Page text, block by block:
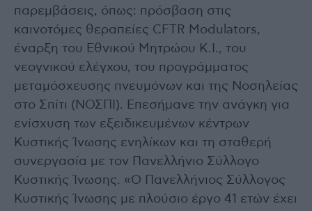
παρεμβάσεις, όπως: πρόσβαση στις
καινοτόμες θεραπείες CFTR Modulators,
έναρξη του Εθνικού Μητρώου Κ.Ι., του
νεογνικού ελέγχου, του προγράμματος
μεταμόσχευσης πνευμόνων και της Νοσηλείας
στο Σπίτι (ΝΟΣΠΙ). Επεσήμανε την ανάγκη για
ενίσχυση των εξειδικευμένων κέντρων
Κυστικής Ίνωσης ενηλίκων και τη σταθερή
συνεργασία με τον Πανελλήνιο Σύλλογο
Κυστικής Ίνωσης. «Ο Πανελλήνιος Σύλλογος
Κυστικής Ίνωσης με πλούσιο έργο 41 ετών έχει